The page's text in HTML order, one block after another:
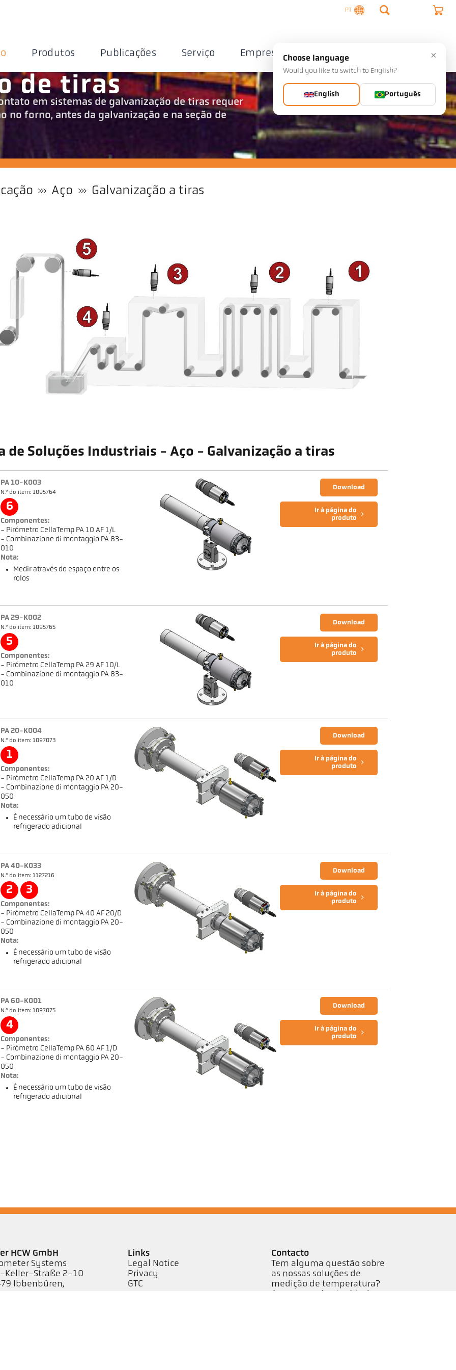
PT
Produtos Publicações Serviço Empresa Contacto
de tiras
em sistemas de galvanização de tiras requer
no forno, antes da galvanização e na seção de
Aço Galvanização a tiras
de Soluções Industriais - Aço - Galvanização a tiras
PA 10-K003
N.º do item: 1095764
6
Componentes:
- Pirómetro CellaTemp PA 10 AF 1/L
- Combinazione di montaggio PA 83-
010
Nota:
Medir através do espaço entre os
rolos
Download
Ir à página do
produto
PA 29-K002
N.º do item: 1095765
5
Componentes:
- Pirómetro CellaTemp PA 29 AF 10/L
- Combinazione di montaggio PA 83-
010
Download
Ir à página do
produto
PA 20-K004
N.º do item: 1097073
1
Componentes:
- Pirómetro CellaTemp PA 20 AF 1/D
- Combinazione di montaggio PA 20-
050
Nota:
É necessário um tubo de visão
refrigerado adicional
Download
Ir à página do
produto
PA 40-K033
N.º do item: 1127216
2 3
Componentes:
- Pirómetro CellaTemp PA 40 AF 20/D
- Combinazione di montaggio PA 20-
050
Nota:
É necessário um tubo de visão
refrigerado adicional
Download
Ir à página do
produto
PA 60-K001
N.º do item: 1097075
4
Componentes:
- Pirómetro CellaTemp PA 60 AF 1/D
- Combinazione di montaggio PA 20-
050
Nota:
É necessário um tubo de visão
refrigerado adicional
Download
Ir à página do
produto
HCW GmbH
Systems
Keller-Straße 2-10
Ibbenbüren,
Links
Legal Notice
Privacy
GTC
Contacto
Tem alguma questão sobre
as nossas soluções de
medição de temperatura?
A nossa equipa terá todo o
×
Choose language
Would you like to switch to English?
English Português